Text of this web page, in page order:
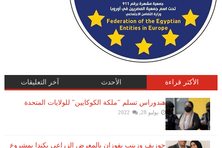
الأكثر قراءة الأحدث آخر التعليقات
هندوراس تسلم "ملكة الكوكايين" للولايات المتحدة
يوليو 28, 2022
جوزيف وزينب يفوزان بالمعرض الزراعي بكندا بمشروع